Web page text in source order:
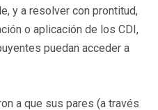
y a resolver con prontitud,
o aplicación de los CDI,
puedan acceder a
a que sus pares (a través